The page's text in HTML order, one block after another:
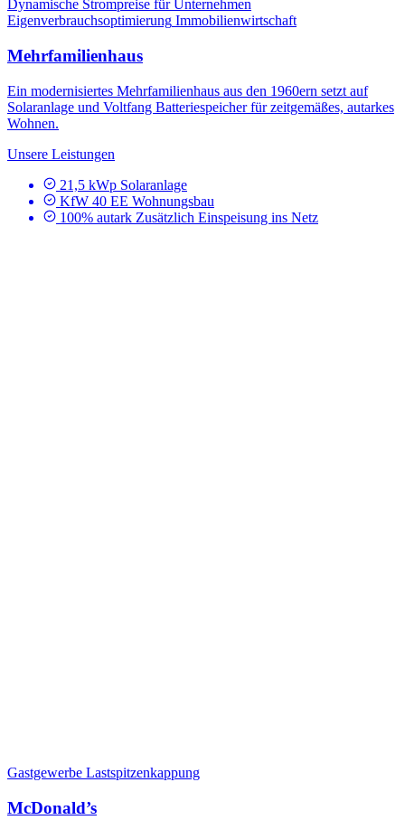
Dynamische Strompreise für Unternehmen
Eigenverbrauchsoptimierung Immobilienwirtschaft
Mehrfamilienhaus
Ein modernisiertes Mehrfamilienhaus aus den 1960ern setzt auf
Solaranlage und Voltfang Batteriespeicher für zeitgemäßes, autarkes
Wohnen.
Unsere Leistungen
21,5 kWp Solaranlage
KfW 40 EE Wohnungsbau
100% autark Zusätzlich Einspeisung ins Netz
Gastgewerbe Lastspitzenkappung
McDonald’s